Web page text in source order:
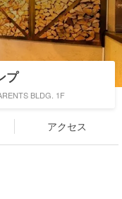
プ
BLDG. 1F
アクセス